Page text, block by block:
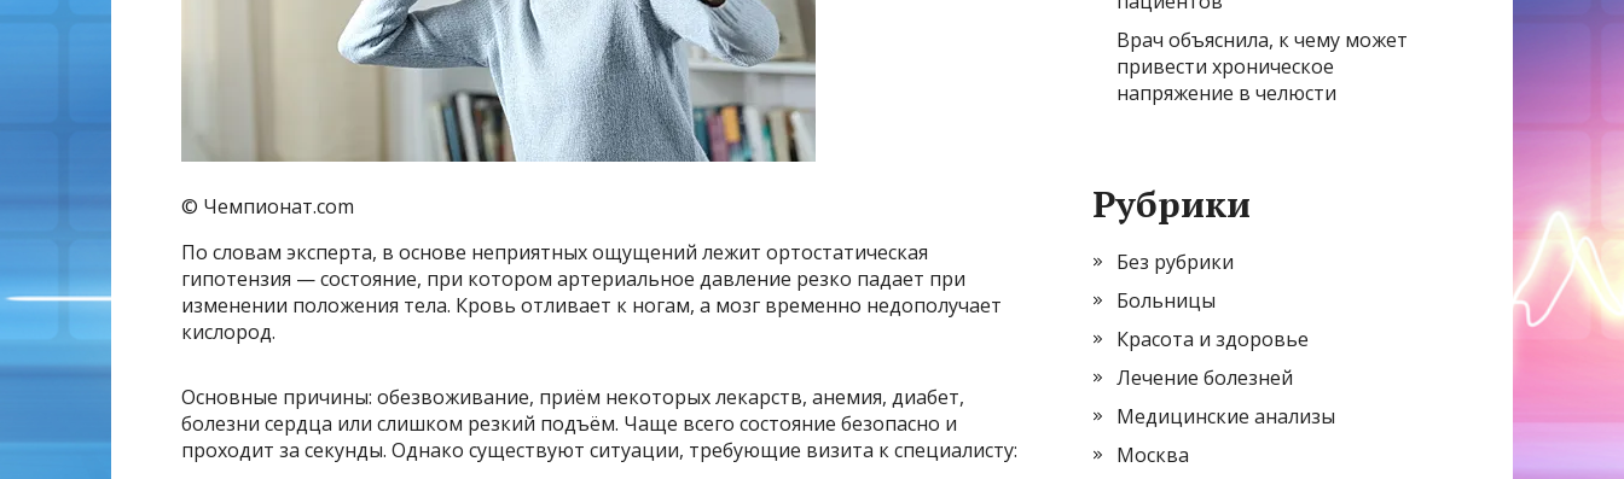
© Чемпионат.com
По словам эксперта, в основе неприятных ощущений лежит ортостатическая
гипотензия — состояние, при котором артериальное давление резко падает при
изменении положения тела. Кровь отливает к ногам, а мозг временно недополучает
кислород.
Основные причины: обезвоживание, приём некоторых лекарств, анемия, диабет,
болезни сердца или слишком резкий подъём. Чаще всего состояние безопасно и
проходит за секунды. Однако существуют ситуации, требующие визита к специалисту:
Врач объяснила, к чему может
привести хроническое
напряжение в челюсти
Рубрики
Без рубрики
Больницы
Красота и здоровье
Лечение болезней
Медицинские анализы
Москва